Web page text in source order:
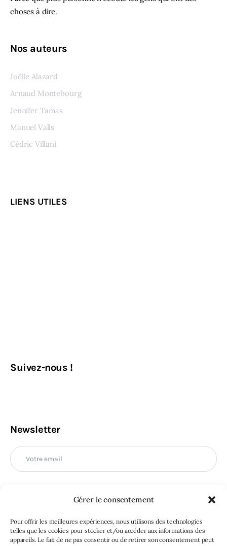
Gérer le consentement
Pour offrir les meilleures expériences, nous utilisons des technologies
telles que les cookies pour stocker et/ou accéder aux informations des
appareils. Le fait de ne pas consentir ou de retirer son consentement peut
choses à dire.
Nos auteurs
Joëlle Alazard
Arnaud Montebourg
Jennifer Tamas
Manuel Valls
Cédric Villani
LIENS UTILES
Suivez-nous !
Newsletter
M'INSCRIRE